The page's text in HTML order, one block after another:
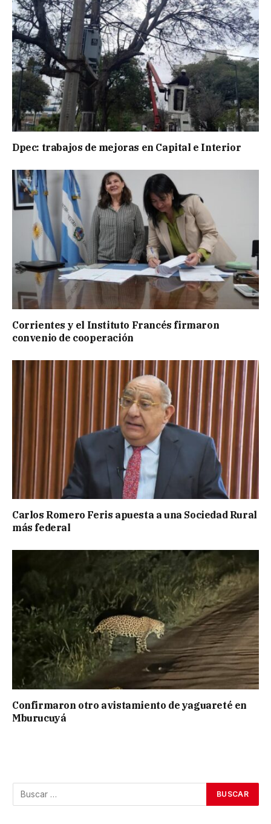
Dpec: trabajos de mejoras en Capital e Interior
Corrientes y el Instituto Francés firmaron
convenio de cooperación
Carlos Romero Feris apuesta a una Sociedad Rural
más federal
Confirmaron otro avistamiento de yaguareté en
Mburucuyá